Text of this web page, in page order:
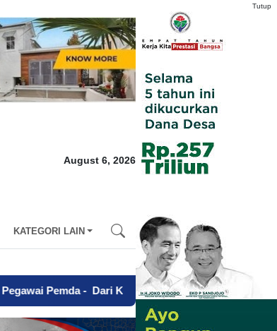
August 6, 2026
KATEGORI LAIN
- Dari Kegagalan Menuju Sapta Abdi Praja, Charina
Tutup